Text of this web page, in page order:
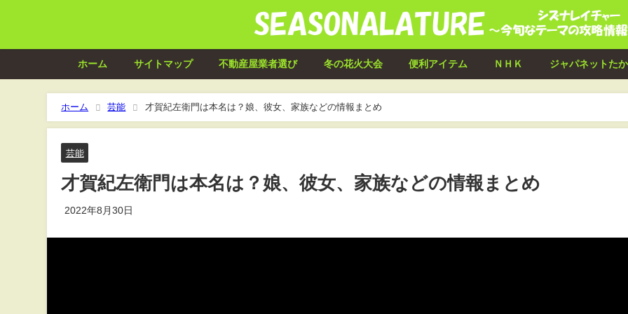
ホーム サイトマップ 不動産屋業者選び 冬の花火大会 便利アイテム ＮＨＫ ジャパネットた
ホーム 芸能 才賀紀左衛門は本名は？娘、彼女、家族などの情報まとめ
芸能
才賀紀左衛門は本名は？娘、彼女、家族などの情報まとめ
2022年8月30日